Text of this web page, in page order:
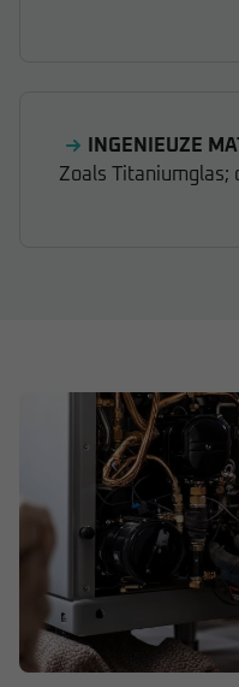
INGENIEUZE
Zoals Titaniumglas;